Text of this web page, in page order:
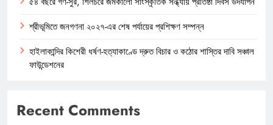
শ্রীভূমিতে জনগণনা ২০২৭-এর শেষ পর্যায়ের প্রশিক্ষণ সম্পন্ন
হাইলাকান্দির কিশেরী ধর্ষণ-হত্যাকাণ্ডে দ্রুত বিচার ও কঠোর শাস্তির দাবি সঞ্চাল
ফাউন্ডেশনের
Recent Comments